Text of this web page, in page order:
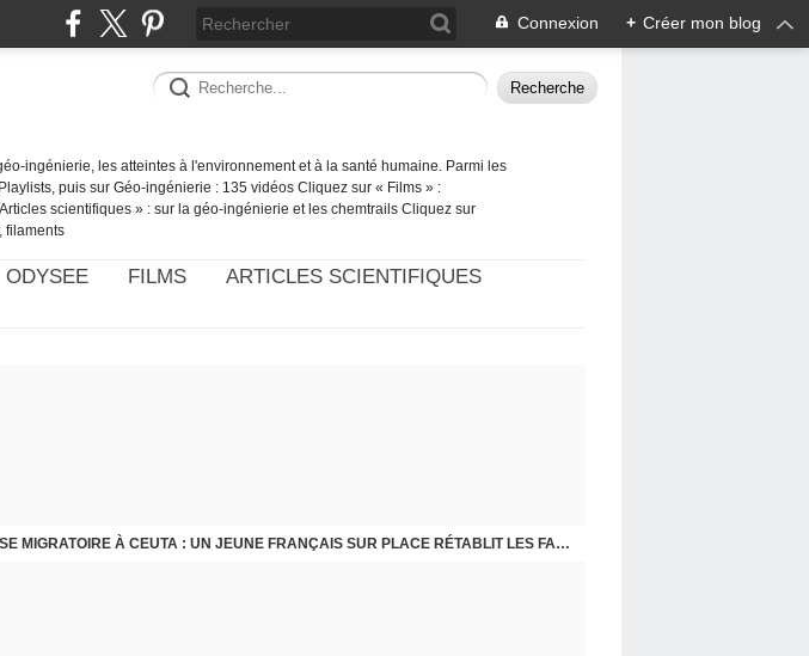
Connexion + Créer mon blog
ingénierie, les atteintes à l'environnement et à la santé humaine. Parmi les
puis sur Géo-ingénierie : 135 vidéos Cliquez sur « Films » :
scientifiques » : sur la géo-ingénierie et les chemtrails Cliquez sur
filaments
ODYSEE FILMS
ARTICLES SCIENTIFIQUES
CRISE MIGRATOIRE À CEUTA : UN JEUNE FRANÇAIS SUR PLACE RÉTABLIT LES FAITS ! - RAPHAËL AYMA
SPOKANE : UN INCENDIE SI PEU NATUREL